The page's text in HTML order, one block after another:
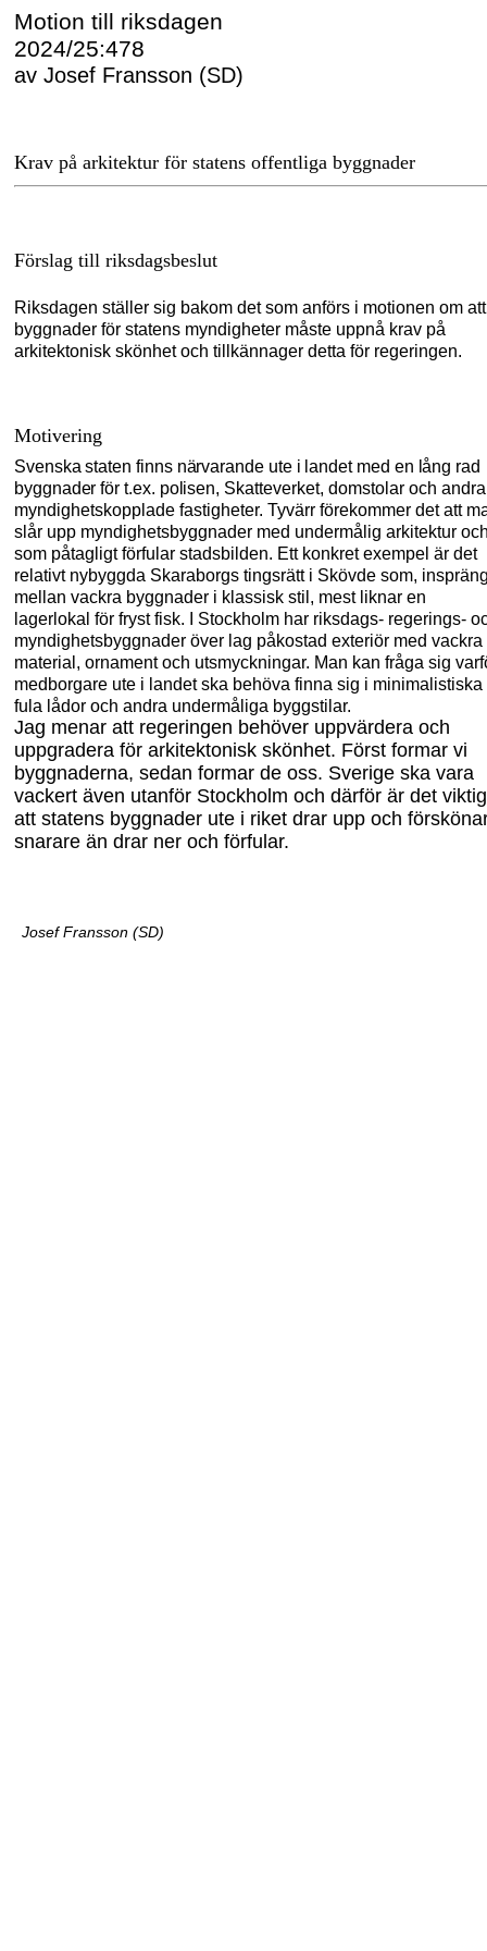
Motion till riksdagen
2024/25:478
av Josef Fransson (SD)
Krav på arkitektur för statens offentliga byggnader
Förslag till riksdagsbeslut
Riksdagen ställer sig bakom det som anförs i motionen om att
byggnader för statens myndigheter måste uppnå krav på
arkitektonisk skönhet och tillkännager detta för regeringen.
Motivering
Svenska staten finns närvarande ute i landet med en lång rad
byggnader för t.ex. polisen, Skatteverket, domstolar och andra
myndighetskopplade fastigheter. Tyvärr förekommer det att
slår upp myndighetsbyggnader med undermålig arkitektur
som påtagligt förfular stadsbilden. Ett konkret exempel är det
relativt nybyggda Skaraborgs tingsrätt i Skövde som,
mellan vackra byggnader i klassisk stil, mest liknar en
lagerlokal för fryst fisk. I Stockholm har riksdags- regerings-
myndighetsbyggnader över lag påkostad exteriör med vackra
material, ornament och utsmyckningar. Man kan fråga sig
medborgare ute i landet ska behöva finna sig i minimalistiska
fula lådor och andra undermåliga byggstilar.
Jag menar att regeringen behöver uppvärdera och
uppgradera för arkitektonisk skönhet. Först formar vi
byggnaderna, sedan formar de oss. Sverige ska vara
vackert även utanför Stockholm och därför är det
att statens byggnader ute i riket drar upp och
snarare än drar ner och förfular.
Josef Fransson (SD)